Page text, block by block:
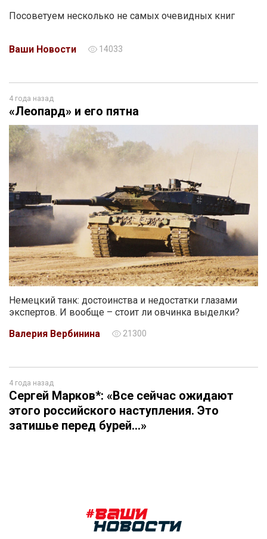
Посоветуем несколько не самых очевидных книг
Ваши Новости 14033
4 года назад
«Леопард» и его пятна
Немецкий танк: достоинства и недостатки глазами
экспертов. И вообще – стоит ли овчинка выделки?
Валерия Вербинина
21300
4 года назад
Сергей Марков*: «Все сейчас ожидают
этого российского наступления. Это
затишье перед бурей…»